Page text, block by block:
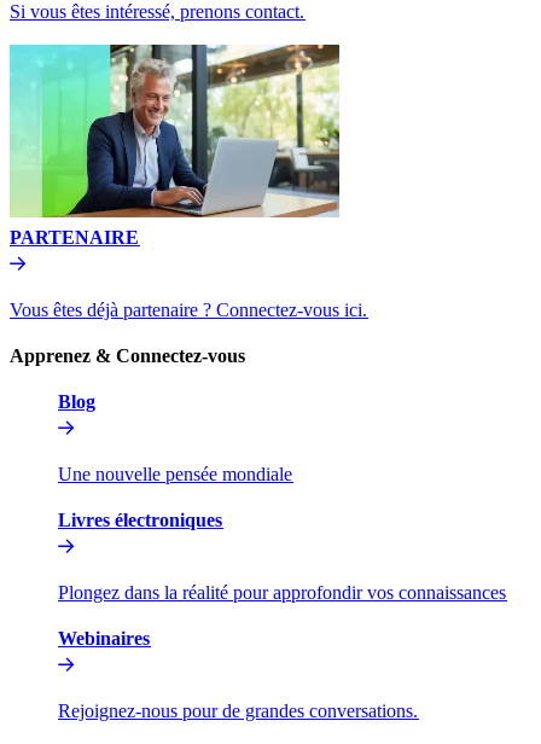
Si vous êtes intéressé, prenons contact.​​
PARTENAIRE​​
Vous êtes déjà partenaire ? Connectez-vous ici.​​
Apprenez & Connectez-vous​​
Blog​​
Une nouvelle pensée mondiale​​
Livres électroniques​​
Plongez dans la réalité pour approfondir vos connaissances​​
Webinaires​​
Rejoignez-nous pour de grandes conversations.​​